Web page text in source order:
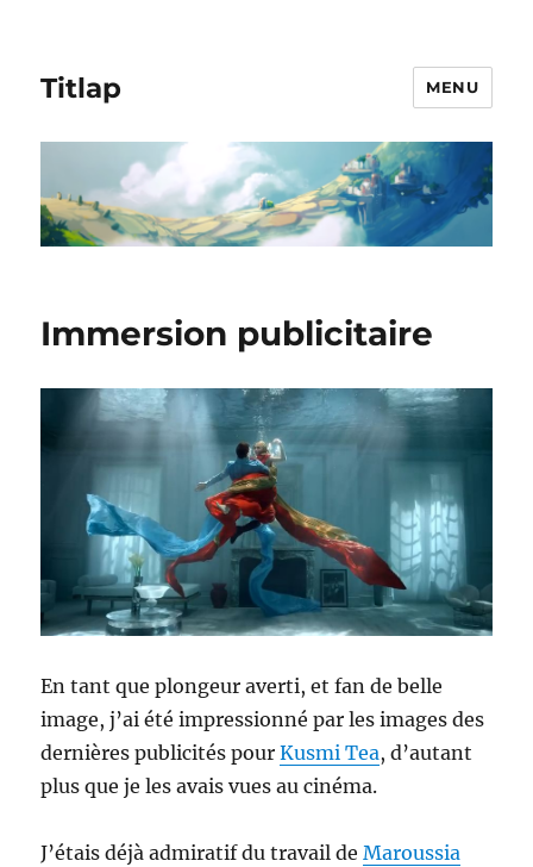
Titlap MENU
Immersion publicitaire
En tant que plongeur averti, et fan de belle
image, j’ai été impressionné par les images des
dernières publicités pourKusmi Tea, d’autant
plus que je les avais vues au cinéma.
J’étais déjà admiratif du travail deMaroussia